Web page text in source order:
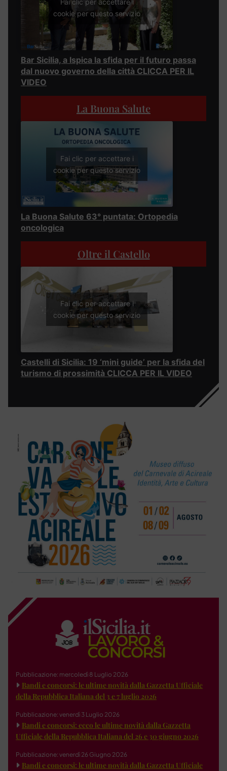
Fai clic per accettare i
cookie per questo servizio
Bar Sicilia, a Ispica la sfida per il futuro passa
dal nuovo governo della città CLICCA PER IL
VIDEO
La Buona Salute
Fai clic per accettare i
cookie per questo servizio
La Buona Salute 63° puntata: Ortopedia
oncologica
Oltre il Castello
Fai clic per accettare i
cookie per questo servizio
Castelli di Sicilia: 19 ‘mini guide’ per la sfida del
turismo di prossimità CLICCA PER IL VIDEO
Pubblicazione: mercoledì 8 Luglio 2026
Bandi e concorsi: le ultime novità dalla Gazzetta Ufficiale
della Repubblica Italiana del 3 e 7 luglio 2026
Pubblicazione: venerdì 3 Luglio 2026
Bandi e concorsi: ecco le ultime novità dalla Gazzetta
Ufficiale della Repubblica Italiana del 26 e 30 giugno 2026
Pubblicazione: venerdì 26 Giugno 2026
Bandi e concorsi: le ultime novità dalla Gazzetta Ufficiale